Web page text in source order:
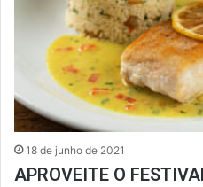
18 de junho de 2021
APROVEITE O